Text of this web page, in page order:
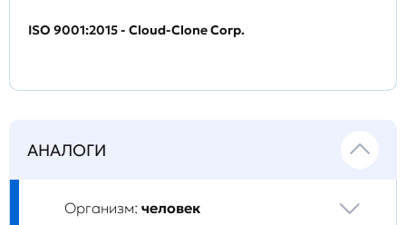
ISO 9001:2015 - Cloud-Clone Corp.
АНАЛОГИ
Организм: человек